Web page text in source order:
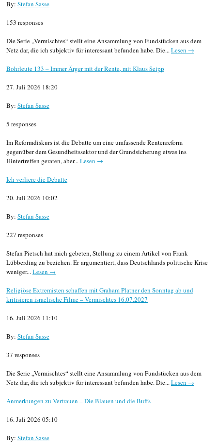
By: Stefan Sasse
153 responses
Die Serie „Vermischtes“ stellt eine Ansammlung von Fundstücken aus dem
Netz dar, die ich subjektiv für interessant befunden habe. Die...Lesen →
Bohrleute 133 – Immer Ärger mit der Rente, mit Klaus Seipp
27. Juli 2026 18:20
By: Stefan Sasse
5 responses
Im Reformdiskurs ist die Debatte um eine umfassende Rentenreform
gegenüber dem Gesundheitssektor und der Grundsicherung etwas ins
Hintertreffen geraten, aber...Lesen →
Ich verliere die Debatte
20. Juli 2026 10:02
By: Stefan Sasse
227 responses
Stefan Pietsch hat mich gebeten, Stellung zu einem Artikel von Frank
Lübberding zu beziehen. Er argumentiert, dass Deutschlands politische Krise
weniger...Lesen →
Religiöse Extremisten schaffen mit Graham Platner den Sonntag ab und
kritisieren israelische Filme – Vermischtes 16.07.2027
16. Juli 2026 11:10
By: Stefan Sasse
37 responses
Die Serie „Vermischtes“ stellt eine Ansammlung von Fundstücken aus dem
Netz dar, die ich subjektiv für interessant befunden habe. Die...Lesen →
Anmerkungen zu Vertrauen – Die Blauen und die Buffs
16. Juli 2026 05:10
By: Stefan Sasse